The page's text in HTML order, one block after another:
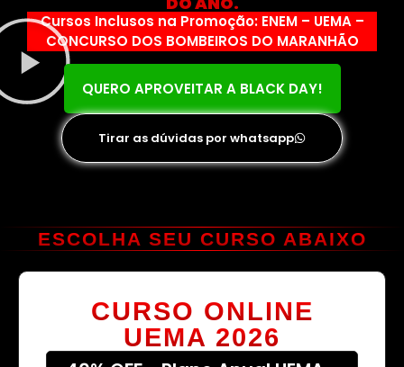
Cursos Inclusos na Promoção: ENEM – UEMA –
CONCURSO DOS BOMBEIROS DO MARANHÃO
QUERO APROVEITAR A BLACK DAY!
Tirar as dúvidas por whatsapp
ESCOLHA SEU CURSO ABAIXO
CURSO ONLINE
UEMA 2026